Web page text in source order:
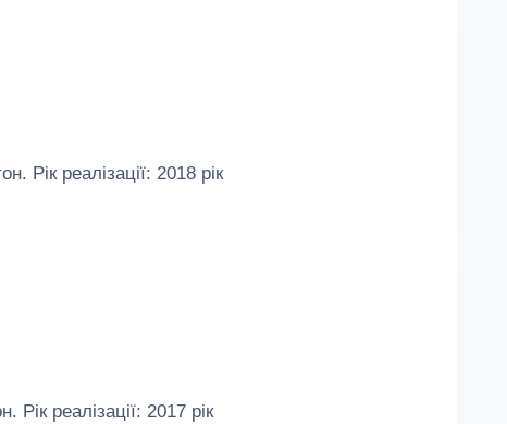
реалізації: 2018 рік
реалізації: 2017 рік